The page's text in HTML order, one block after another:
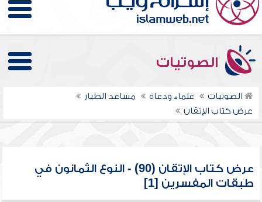
الصوتيات
الصوتيات علماء ودعاة
مساعد الطيار
عرض كتاب الإتقان
عرض كتاب الإتقان (90) - النوع الثمانون في
طبقات المفسرين [1]